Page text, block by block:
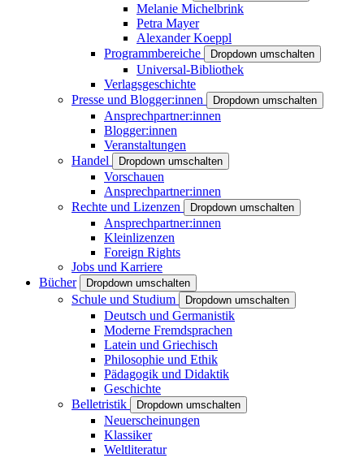
Melanie Michelbrink
Petra Mayer
Alexander Koeppl
Programmbereiche
Dropdown umschalten
Universal-Bibliothek
Verlagsgeschichte
Presse und Blogger:innen
Dropdown umschalten
Ansprechpartner:innen
Blogger:innen
Veranstaltungen
Handel
Dropdown umschalten
Vorschauen
Ansprechpartner:innen
Rechte und Lizenzen
Dropdown umschalten
Ansprechpartner:innen
Kleinlizenzen
Foreign Rights
Jobs und Karriere
Bücher
Dropdown umschalten
Schule und Studium Dropdown umschalten
Deutsch und Germanistik
Moderne Fremdsprachen
Latein und Griechisch
Philosophie und Ethik
Pädagogik und Didaktik
Geschichte
Belletristik
Dropdown umschalten
Neuerscheinungen
Klassiker
Weltliteratur